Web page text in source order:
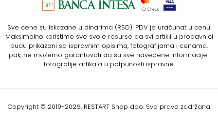
Sve cene su iskazane u dinarima (RSD). PDV je uračunat u cenu.
Maksimalno koristimo sve svoje resurse da svi artikli u prodavnici
budu prikazani sa ispravnim opisima, fotografijama i cenama.
Ipak, ne možemo garantovati da su sve navedene informacije i
fotografije artikala u potpunosti ispravne.
Copyright © 2010-2026. RESTART Shop doo. Sva prava zadržana.